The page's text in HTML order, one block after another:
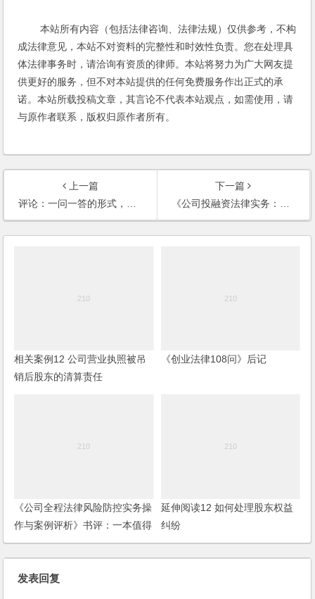
本站所有内容（包括法律咨询、法律法规）仅供参考，不构
成法律意见，本站不对资料的完整性和时效性负责。您在处理具
体法律事务时，请洽询有资质的律师。本站将努力为广大网友提
供更好的服务，但不对本站提供的任何免费服务作出正式的承
诺。本站所载投稿文章，其言论不代表本站观点，如需使用，请
与原作者联系，版权归原作者所有。
上一篇
评论：一问一答的形式，还不错
下一篇
《公司投融资法律实务：模式与流程》封面和封底
相关案例12 公司营业执照被吊
销后股东的清算责任
《创业法律108问》后记
《公司全程法律风险防控实务操
作与案例评析》书评：一本值得
阅读和学习的好书
延伸阅读12 如何处理股东权益
纠纷
发表回复